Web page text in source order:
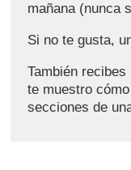
mañana (nunca
Si no te gusta,
También recibes
te muestro
secciones de